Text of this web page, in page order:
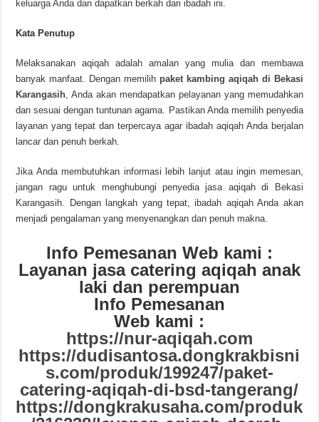
keluarga Anda dan dapatkan berkah dari ibadah ini.
Kata Penutup
Melaksanakan aqiqah adalah amalan yang mulia dan membawa
banyak manfaat. Dengan memilih paket kambing aqiqah di Bekasi
Karangasih, Anda akan mendapatkan pelayanan yang memudahkan
dan sesuai dengan tuntunan agama. Pastikan Anda memilih penyedia
layanan yang tepat dan terpercaya agar ibadah aqiqah Anda berjalan
lancar dan penuh berkah.
Jika Anda membutuhkan informasi lebih lanjut atau ingin memesan,
jangan ragu untuk menghubungi penyedia jasa aqiqah di Bekasi
Karangasih. Dengan langkah yang tepat, ibadah aqiqah Anda akan
menjadi pengalaman yang menyenangkan dan penuh makna.
Info Pemesanan Web kami :
Layanan jasa catering aqiqah anak
laki dan perempuan
Info Pemesanan
Web kami :
https://nur-aqiqah.com
https://dudisantosa.dongkrakbisni
s.com/produk/199247/paket-
catering-aqiqah-di-bsd-tangerang/
https://dongkrakusaha.com/produk